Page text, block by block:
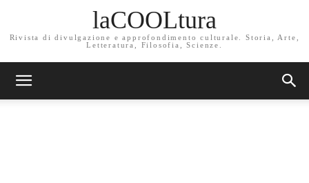
laCOOLtura
Rivista di divulgazione e approfondimento culturale. Storia, Arte,
Letteratura, Filosofia, Scienze.